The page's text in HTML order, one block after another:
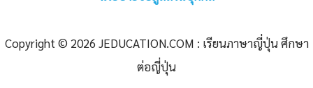
Copyright © 2026 JEDUCATION.COM : เรียนภาษาญี่ปุ่น ศึกษา
ต่อญี่ปุ่น